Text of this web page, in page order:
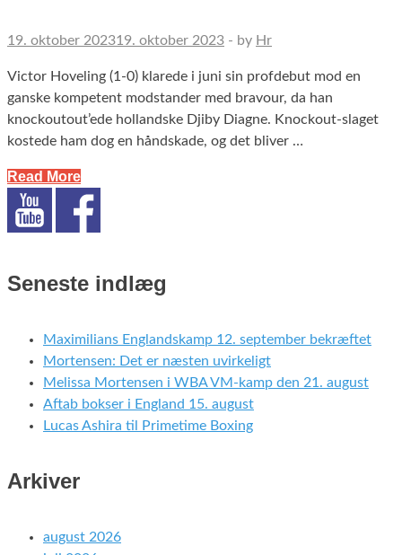
19. oktober 202319. oktober 2023 - by Hr
Victor Hoveling (1-0) klarede i juni sin profdebut mod en
ganske kompetent modstander med bravour, da han
knockoutout’ede hollandske Djiby Diagne. Knockout-slaget
kostede ham dog en håndskade, og det bliver …
Read More
Seneste indlæg
Maximilians Englandskamp 12. september bekræftet
Mortensen: Det er næsten uvirkeligt
Melissa Mortensen i WBA VM-kamp den 21. august
Aftab bokser i England 15. august
Lucas Ashira til Primetime Boxing
Arkiver
august 2026